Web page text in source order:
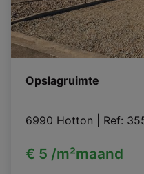
Opslagruimte
6990 Hotton Ref:
€ 5 /m²maand